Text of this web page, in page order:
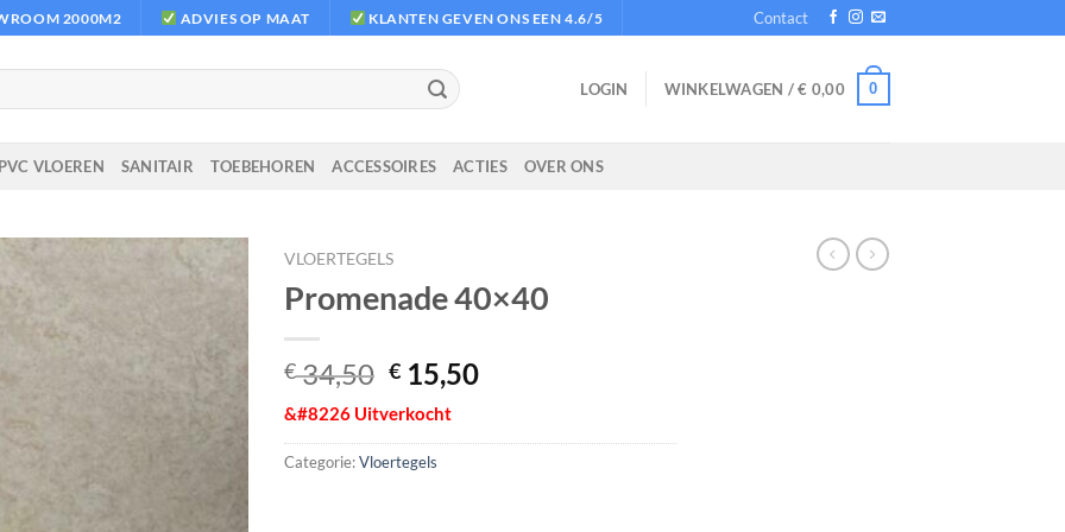
2000M2 ADVIES OP MAAT KLANTEN GEVEN ONS EEN 4.6/5 Contact
LOGIN WINKELWAGEN /€ 0,00 0
PVC VLOEREN SANITAIR TOEBEHOREN ACCESSOIRES ACTIES OVER ONS
VLOERTEGELS
Promenade 40×40
€34,50 Oorspronkelijke
prijs
was:
€ 34,50.
€ 15,50Huidige
&#8226 Uitverkocht
Categorie:Vloertegels